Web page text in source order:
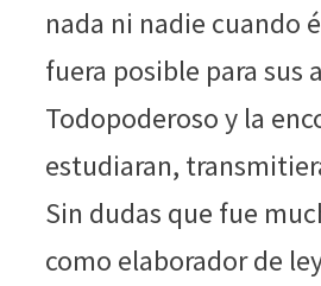
nada ni nadie cuando
fuera posible para sus
Todopoderoso y la
estudiaran,
Sin dudas que fue
como elaborador de